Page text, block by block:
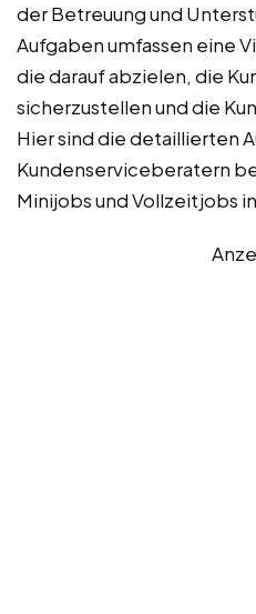
der Betreuung und
Aufgaben umfassen eine
die darauf abzielen, die
sicherzustellen und die
Hier sind die detaillierten
Kundenserviceberatern
Minijobs und Vollzeitjobs